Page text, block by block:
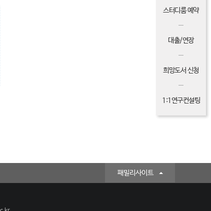
스터디룸 예약
대출/연장
희망도서 신청
1:1연구컨설팅
패밀리사이트